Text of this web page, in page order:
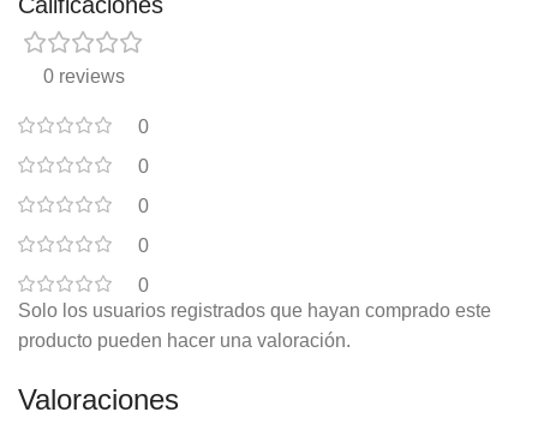
0 reviews
0
0
0
0
0
Valoraciones
Solo los usuarios registrados que hayan comprado este
producto pueden hacer una valoración.